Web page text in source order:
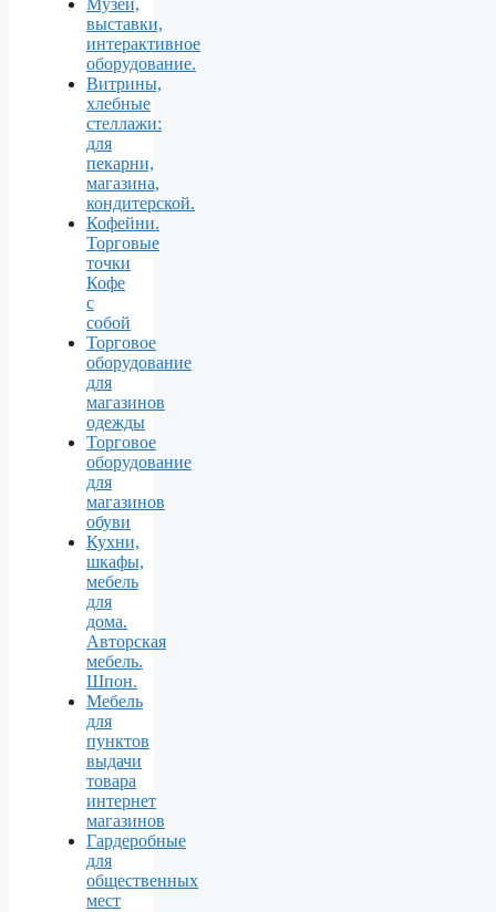
Музеи,
выставки,
интерактивное
оборудование.
Витрины,
хлебные
стеллажи:
для
пекарни,
магазина,
кондитерской.
Кофейни.
Торговые
точки
Кофе
с
собой
Торговое
оборудование
для
магазинов
одежды
Торговое
оборудование
для
магазинов
обуви
Кухни,
шкафы,
мебель
для
дома.
Авторская
мебель.
Шпон.
Мебель
для
пунктов
выдачи
товара
интернет
магазинов
Гардеробные
для
общественных
мест